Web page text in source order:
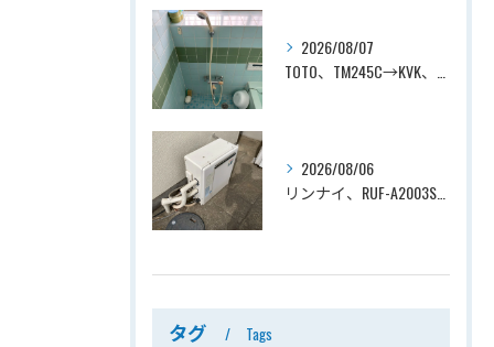
2026/08/07
2026/08/06
タグ Tags